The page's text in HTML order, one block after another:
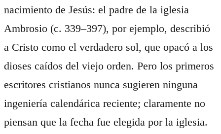
nacimiento de Jesús: el padre de la iglesia
Ambrosio (c. 339–397), por ejemplo, describió
a Cristo como el verdadero sol, que opacó a los
dioses caídos del viejo orden. Pero los primeros
escritores cristianos nunca sugieren ninguna
ingeniería calendárica reciente; claramente no
piensan que la fecha fue elegida por la iglesia.